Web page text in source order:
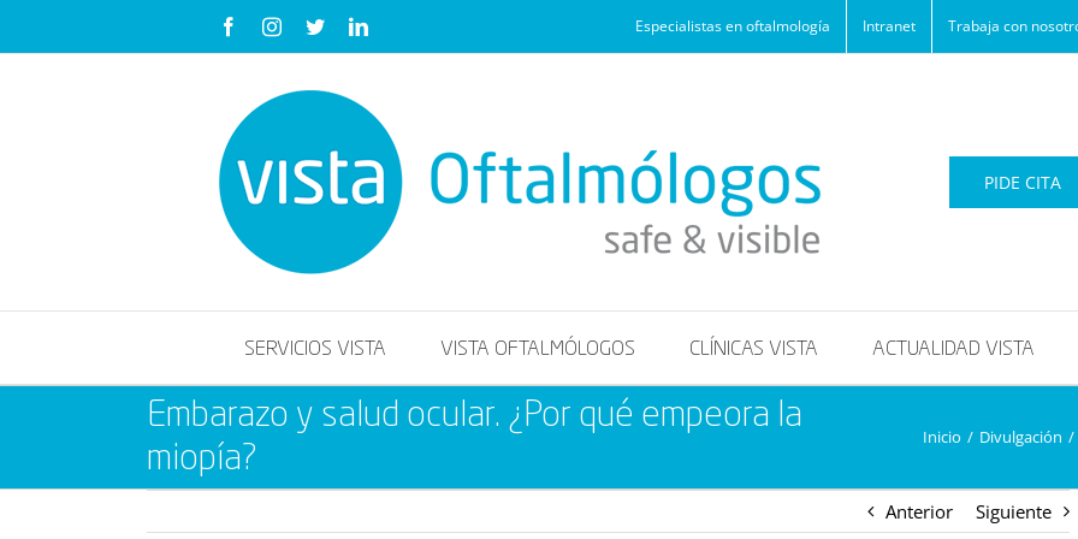
FacebookInstagram
TwitterLinkedIn Especialistas en oftalmología Intranet Trabaja con
PIDE CITA
SERVICIOS VISTA VISTA OFTALMÓLOGOS CLÍNICAS VISTA ACTUALIDAD VISTA
Embarazo y salud ocular. ¿Por qué empeora la
miopía?
Inicio / Divulgación /
Anterior Siguiente